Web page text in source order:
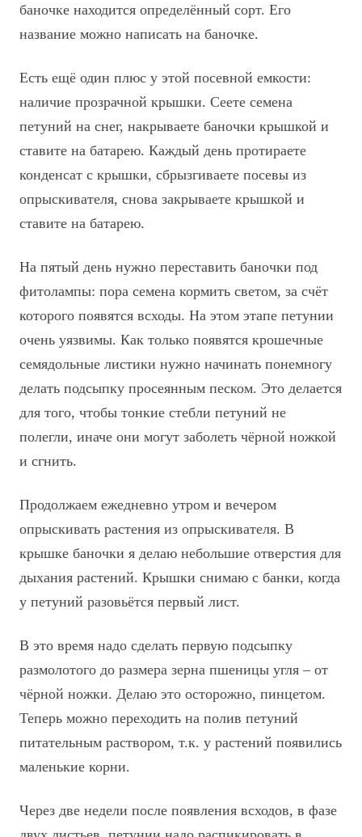
баночке находится определённый сорт. Его
название можно написать на баночке.
Есть ещё один плюс у этой посевной емкости:
наличие прозрачной крышки. Сеете семена
петуний на снег, накрываете баночки крышкой и
ставите на батарею. Каждый день протираете
конденсат с крышки, сбрызгиваете посевы из
опрыскивателя, снова закрываете крышкой и
ставите на батарею.
На пятый день нужно переставить баночки под
фитолампы: пора семена кормить светом, за счёт
которого появятся всходы. На этом этапе петунии
очень уязвимы. Как только появятся крошечные
семядольные листики нужно начинать понемногу
делать подсыпку просеянным песком. Это делается
для того, чтобы тонкие стебли петуний не
полегли, иначе они могут заболеть чёрной ножкой
и сгнить.
Продолжаем ежедневно утром и вечером
опрыскивать растения из опрыскивателя. В
крышке баночки я делаю небольшие отверстия для
дыхания растений. Крышки снимаю с банки, когда
у петуний разовьётся первый лист.
В это время надо сделать первую подсыпку
размолотого до размера зерна пшеницы угля – от
чёрной ножки. Делаю это осторожно, пинцетом.
Теперь можно переходить на полив петуний
питательным раствором, т.к. у растений появились
маленькие корни.
Через две недели после появления всходов, в фазе